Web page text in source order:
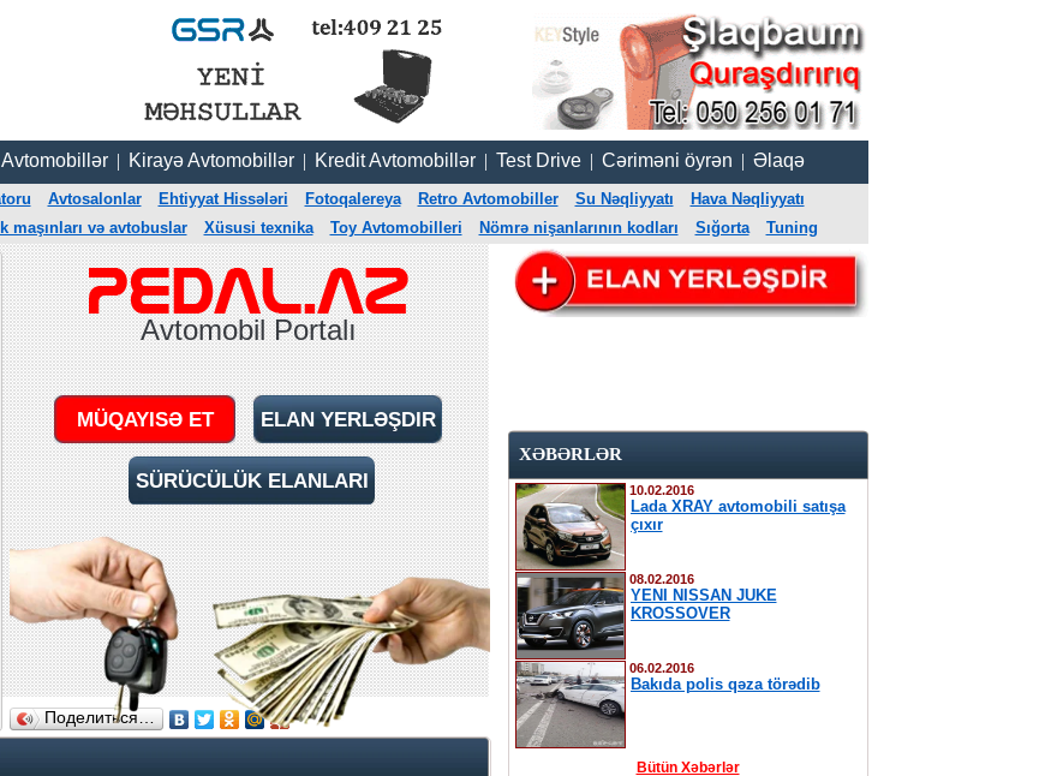
| Kirayə Avtomobillər | Kredit Avtomobillər | Test Drive | Cəriməni öyrən | Əlaqə
Avtosalonlar Ehtiyyat Hissələri Fotoqalereya Retro Avtomobiller Su Nəqliyyatı
Hava Nəqliyyatı
maşınları və avtobuslar Xüsusi texnika Toy Avtomobilleri Nömrə nişanlarının kodları Sığorta Tuning
Avtomobil Portalı
Поделиться…
XƏBƏRLƏR
10.02.2016
Lada XRAY avtomobili satışa
çıxır
08.02.2016
YENI NISSAN JUKE
KROSSOVER
06.02.2016
Bakıda polis qəza törədib
Bütün Xəbərlər